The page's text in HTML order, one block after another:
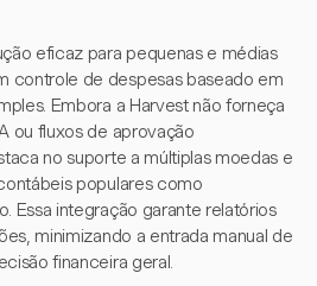
eficaz para pequenas e médias
controle de despesas baseado em
Embora a Harvest não forneça
ou fluxos de aprovação
no suporte a múltiplas moedas e
populares como
Essa integração garante relatórios
minimizando a entrada manual de
financeira geral.